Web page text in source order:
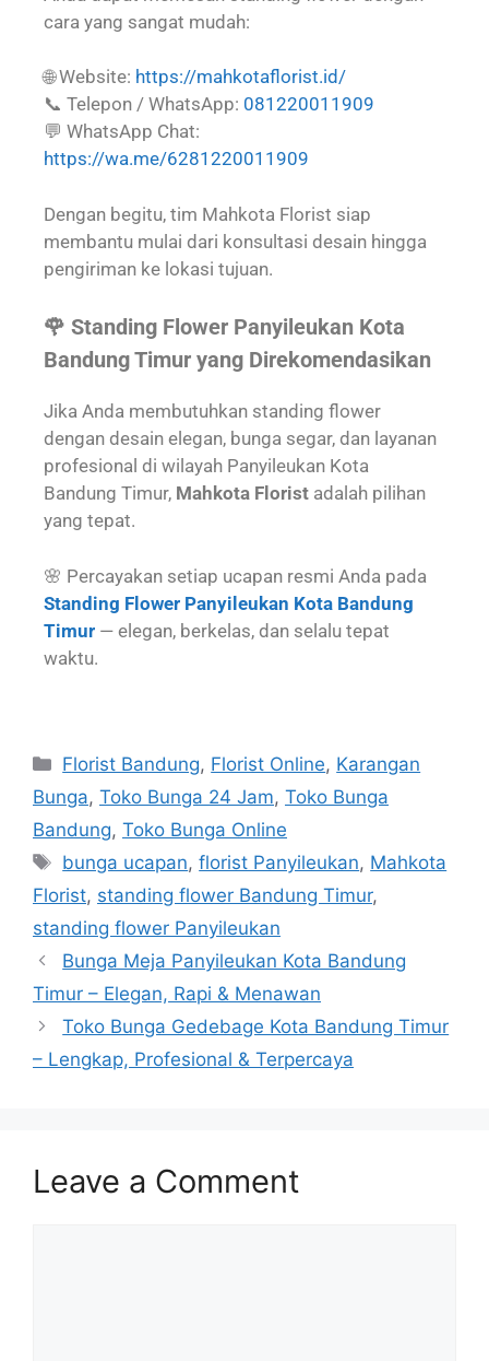
cara yang sangat mudah:
🌐 Website: https://mahkotaflorist.id/
📞 Telepon / WhatsApp: 081220011909
💬 WhatsApp Chat:
https://wa.me/6281220011909
Dengan begitu, tim Mahkota Florist siap
membantu mulai dari konsultasi desain hingga
pengiriman ke lokasi tujuan.
🌹 Standing Flower Panyileukan Kota
Bandung Timur yang Direkomendasikan
Jika Anda membutuhkan standing flower
dengan desain elegan, bunga segar, dan layanan
profesional di wilayah Panyileukan Kota
Bandung Timur, Mahkota Florist adalah pilihan
yang tepat.
🌸 Percayakan setiap ucapan resmi Anda pada
Standing Flower Panyileukan Kota Bandung
Timur — elegan, berkelas, dan selalu tepat
waktu.
Florist Bandung, Florist Online, Karangan
Bunga, Toko Bunga 24 Jam, Toko Bunga
Bandung, Toko Bunga Online
bunga ucapan,florist Panyileukan, Mahkota
Florist, standing flower Bandung Timur,
standing flower Panyileukan
Bunga Meja Panyileukan Kota Bandung
Timur – Elegan, Rapi & Menawan
Toko Bunga Gedebage Kota Bandung Timur
– Lengkap, Profesional & Terpercaya
Leave a Comment